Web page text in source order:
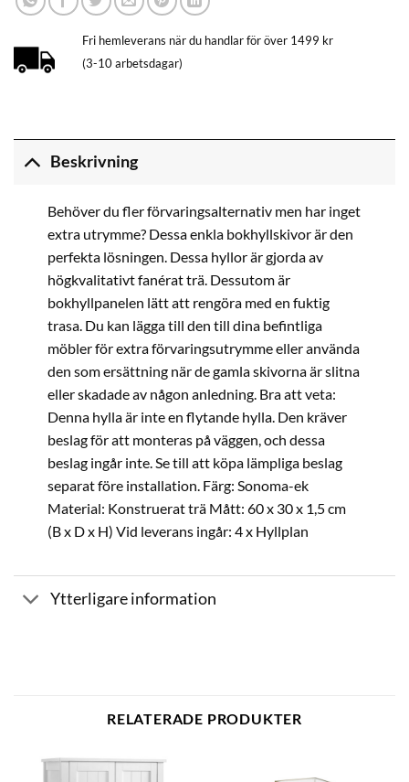
Fri hemleverans när du handlar för över 1499 kr
(3-10 arbetsdagar)
Beskrivning
Behöver du fler förvaringsalternativ men har inget
extra utrymme? Dessa enkla bokhyllskivor är den
perfekta lösningen. Dessa hyllor är gjorda av
högkvalitativt fanérat trä. Dessutom är
bokhyllpanelen lätt att rengöra med en fuktig
trasa. Du kan lägga till den till dina befintliga
möbler för extra förvaringsutrymme eller använda
den som ersättning när de gamla skivorna är slitna
eller skadade av någon anledning. Bra att veta:
Denna hylla är inte en flytande hylla. Den kräver
beslag för att monteras på väggen, och dessa
beslag ingår inte. Se till att köpa lämpliga beslag
separat före installation. Färg: Sonoma-ek
Material: Konstruerat trä Mått: 60 x 30 x 1,5 cm
(B x D x H) Vid leverans ingår: 4 x Hyllplan
Ytterligare information
RELATERADE PRODUKTER